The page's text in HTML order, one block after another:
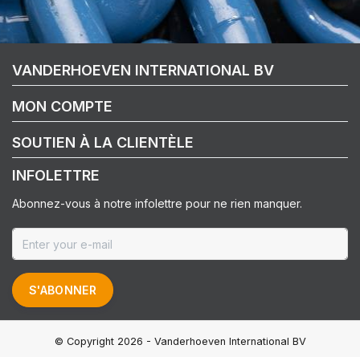
VANDERHOEVEN INTERNATIONAL BV
MON COMPTE
SOUTIEN À LA CLIENTÈLE
INFOLETTRE
Abonnez-vous à notre infolettre pour ne rien manquer.
S'ABONNER
© Copyright 2026 - Vanderhoeven International BV